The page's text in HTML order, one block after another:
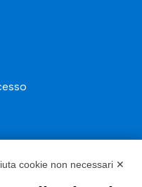
cookie non necessari ✕